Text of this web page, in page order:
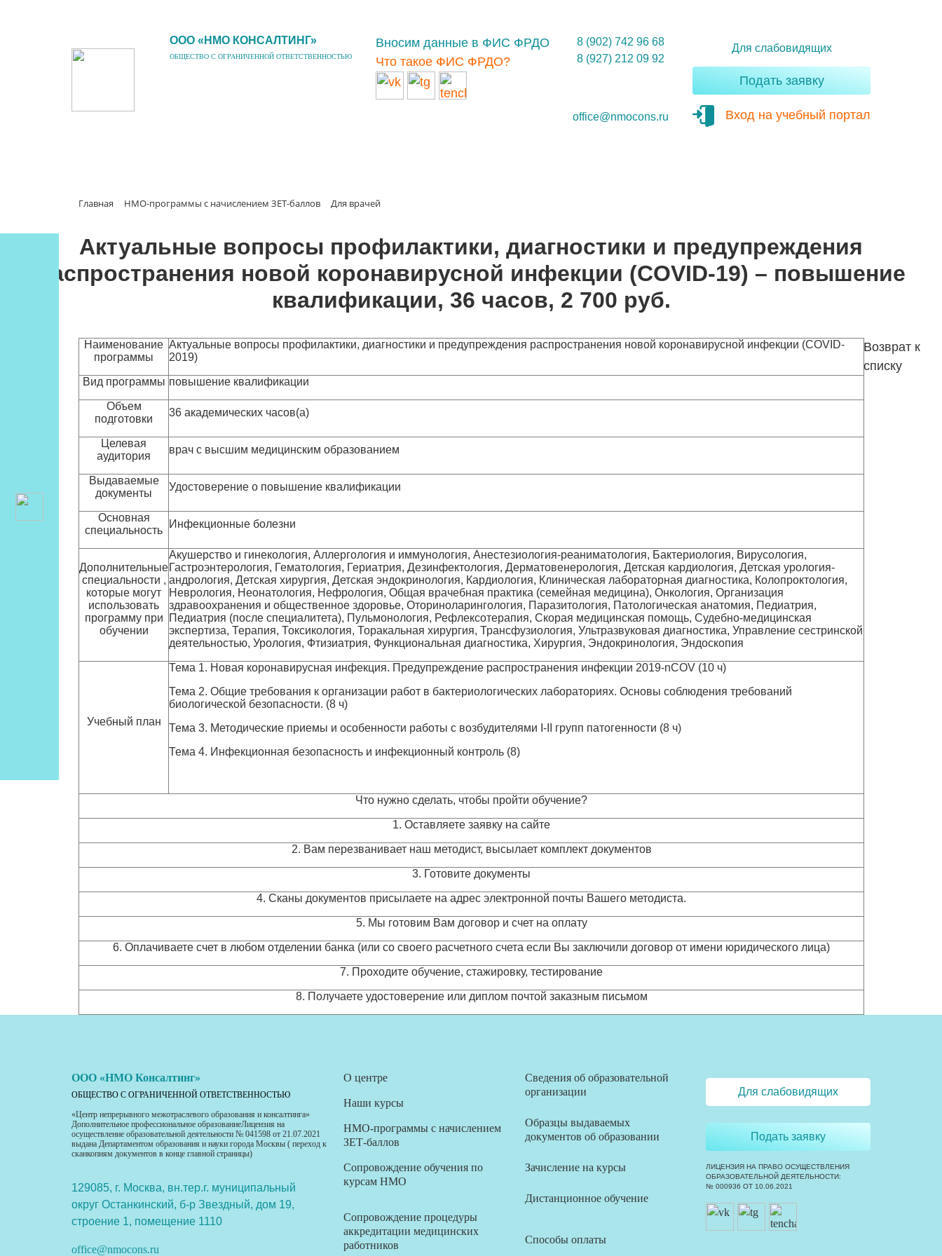
ООО «НМО КОНСАЛТИНГ»
ОБЩЕСТВО С ОГРАНИЧЕННОЙ ОТВЕТСТВЕННОСТЬЮ
Вносим данные в ФИС ФРДО
Что такое ФИС ФРДО?
8 (902) 742 96 68
8 (927) 212 09 92
office@nmocons.ru
Для слабовидящих
Подать заявку
Вход на учебный портал
Главная НМО-программы с начислением ЗЕТ-баллов Для врачей
Актуальные вопросы профилактики, диагностики и предупреждения
распространения новой коронавирусной инфекции (COVID-19) – повышение
квалификации, 36 часов, 2 700 руб.
Наименование
программы
Актуальные вопросы профилактики, диагностики и предупреждения распространения новой коронавирусной инфекции (COVID-
2019)
Вид программы повышение квалификации
Объем
подготовки
36 академических часов(а)
Целевая
аудитория
врач с высшим медицинским образованием
Выдаваемые
документы
Удостоверение о повышение квалификации
Основная
специальность
Инфекционные болезни
Дополнительные
специальности ,
которые могут
использовать
программу при
обучении
Акушерство и гинекология, Аллергология и иммунология, Анестезиология-реаниматология, Бактериология, Вирусология,
Гастроэнтерология, Гематология, Гериатрия, Дезинфектология, Дерматовенерология, Детская кардиология, Детская урология-
андрология, Детская хирургия, Детская эндокринология, Кардиология, Клиническая лабораторная диагностика, Колопроктология,
Неврология, Неонатология, Нефрология, Общая врачебная практика (семейная медицина), Онкология, Организация
здравоохранения и общественное здоровье, Оториноларингология, Паразитология, Патологическая анатомия, Педиатрия,
Педиатрия (после специалитета), Пульмонология, Рефлексотерапия, Скорая медицинская помощь, Судебно-медицинская
экспертиза, Терапия, Токсикология, Торакальная хирургия, Трансфузиология, Ультразвуковая диагностика, Управление сестринской
деятельностью, Урология, Фтизиатрия, Функциональная диагностика, Хирургия, Эндокринология, Эндоскопия
Учебный план
Тема 1. Новая коронавирусная инфекция. Предупреждение распространения инфекции 2019-nCOV (10 ч)
Тема 2. Общие требования к организации работ в бактериологических лабораториях. Основы соблюдения требований
биологической безопасности. (8 ч)
Тема 3. Методические приемы и особенности работы с возбудителями I-II групп патогенности (8 ч)
Тема 4. Инфекционная безопасность и инфекционный контроль (8)
Что нужно сделать, чтобы пройти обучение?
1. Оставляете заявку на сайте
2. Вам перезванивает наш методист, высылает комплект документов
3. Готовите документы
4. Сканы документов присылаете на адрес электронной почты Вашего методиста.
5. Мы готовим Вам договор и счет на оплату
6. Оплачиваете счет в любом отделении банка (или со своего расчетного счета если Вы заключили договор от имени юридического лица)
7. Проходите обучение, стажировку, тестирование
8. Получаете удостоверение или диплом почтой заказным письмом
Возврат к
списку
ООО «НМО Консалтинг»
ОБЩЕСТВО С ОГРАНИЧЕННОЙ ОТВЕТСТВЕННОСТЬЮ
«Центр непрерывного межотраслевого образования и консалтинга»
Дополнительное профессиональное образованиеЛицензия на
осуществление образовательной деятельности № 041598 от 21.07.2021
выдана Департаментом образования и науки города Москвы ( переход к
сканкопиям документов в конце главной страницы)
129085, г. Москва, вн.тер.г. муниципальный
округ Останкинский, б-р Звездный, дом 19,
строение 1, помещение 1110
office@nmocons.ru
О центре
Наши курсы
НМО-программы с начислением
ЗЕТ-баллов
Сопровождение обучения по
курсам НМО
Сопровождение процедуры
аккредитации медицинских
работников
Сведения об образовательной
организации
Образцы выдаваемых
документов об образовании
Зачисление на курсы
Дистанционное обучение
Способы оплаты
Для слабовидящих
Подать заявку
ЛИЦЕНЗИЯ НА ПРАВО ОСУЩЕСТВЛЕНИЯ
ОБРАЗОВАТЕЛЬНОЙ ДЕЯТЕЛЬНОСТИ:
№ 000936 ОТ 10.06.2021